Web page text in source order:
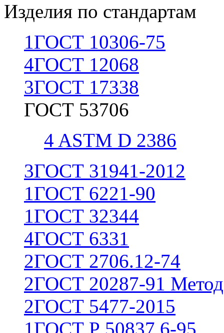
Изделия по стандартам
1ГОСТ 10306-75
4ГОСТ 12068
3ГОСТ 17338
ГОСТ 53706
4 ASTM D 2386
3ГОСТ 31941-2012
1ГОСТ 6221-90
1ГОСТ 32344
4ГОСТ 6331
2ГОСТ 2706.12-74
2ГОСТ 20287-91
2ГОСТ 5477-2015